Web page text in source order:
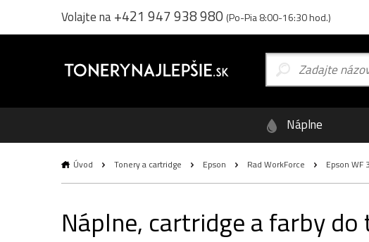
Volajte na+421 947 938 980 (Po-Pia 8:00-16:30 hod.)
Náplne
Úvod Tonery a cartridge Epson Rad WorkForce Epson WF
Náplne, cartridge a farby